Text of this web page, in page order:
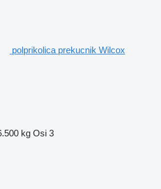
polprikolica prekucnik Wilcox
kg Osi 3